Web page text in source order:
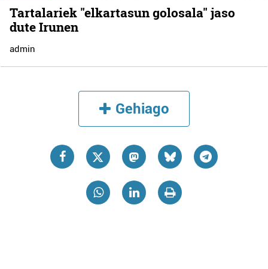
Tartalariek "elkartasun golosala" jaso
dute Irunen
admin
Gehiago